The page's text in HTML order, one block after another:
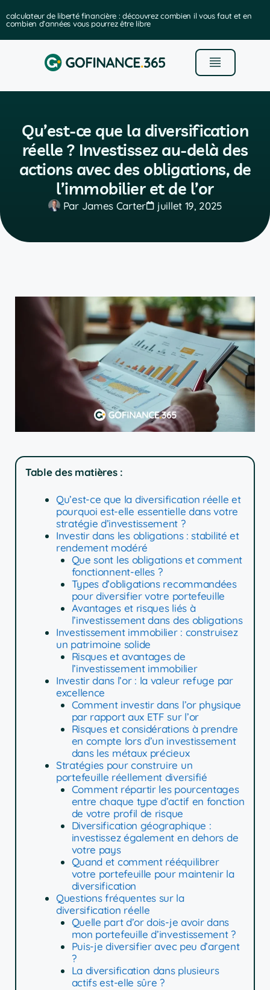
calculateur de liberté financière : découvrez combien il vous faut et en
combien d’années vous pourrez être libre
Qu’est-ce que la diversification
réelle ? Investissez au-delà des
actions avec des obligations, de
l’immobilier et de l’or
ParJames Carter juillet 19, 2025
Table des matières :
Qu’est-ce que la diversification réelle et
pourquoi est-elle essentielle dans votre
stratégie d’investissement ?
Investir dans les obligations : stabilité et
rendement modéré
Que sont les obligations et comment
fonctionnent-elles ?
Types d’obligations recommandées
pour diversifier votre portefeuille
Avantages et risques liés à
l’investissement dans des obligations
Investissement immobilier : construisez
un patrimoine solide
Risques et avantages de
l’investissement immobilier
Investir dans l’or : la valeur refuge par
excellence
Comment investir dans l’or physique
par rapport aux ETF sur l’or
Risques et considérations à prendre
en compte lors d’un investissement
dans les métaux précieux
Stratégies pour construire un
portefeuille réellement diversifié
Comment répartir les pourcentages
entre chaque type d’actif en fonction
de votre profil de risque
Diversification géographique :
investissez également en dehors de
votre pays
Quand et comment rééquilibrer
votre portefeuille pour maintenir la
diversification
Questions fréquentes sur la
diversification réelle
Quelle part d’or dois-je avoir dans
mon portefeuille d’investissement ?
Puis-je diversifier avec peu d’argent
?
La diversification dans plusieurs
actifs est-elle sûre ?